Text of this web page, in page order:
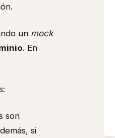
un mock
. En
son
si